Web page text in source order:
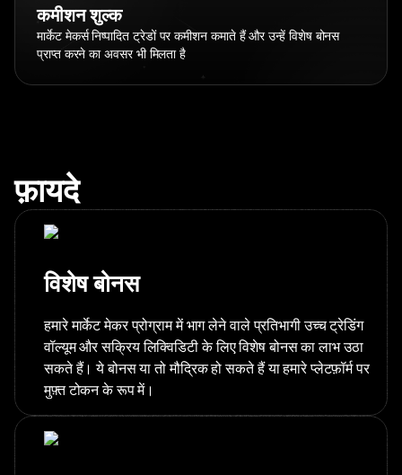
कमीशन शुल्क
मार्केट मेकर्स निष्पादित ट्रेडों पर कमीशन कमाते हैं और उन्हें विशेष बोनस
प्राप्त करने का अवसर भी मिलता है
फ़ायदे
विशेष बोनस
हमारे मार्केट मेकर प्रोग्राम में भाग लेने वाले प्रतिभागी उच्च ट्रेडिंग
वॉल्यूम और सक्रिय लिक्विडिटी के लिए विशेष बोनस का लाभ उठा
सकते हैं। ये बोनस या तो मौद्रिक हो सकते हैं या हमारे प्लेटफ़ॉर्म पर
मुफ़्त टोकन के रूप में।